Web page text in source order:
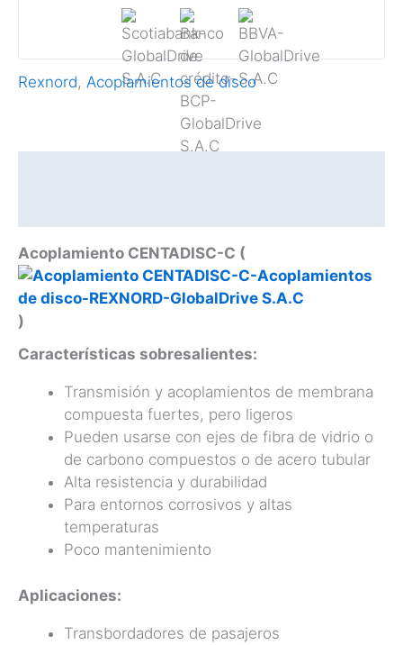
Rexnord, Acoplamientos de disco
Acoplamiento CENTADISC-C (
)
Características sobresalientes:
Transmisión y acoplamientos de membrana
compuesta fuertes, pero ligeros
Pueden usarse con ejes de fibra de vidrio o
de carbono compuestos o de acero tubular
Alta resistencia y durabilidad
Para entornos corrosivos y altas
temperaturas
Poco mantenimiento
Aplicaciones:
Transbordadores de pasajeros